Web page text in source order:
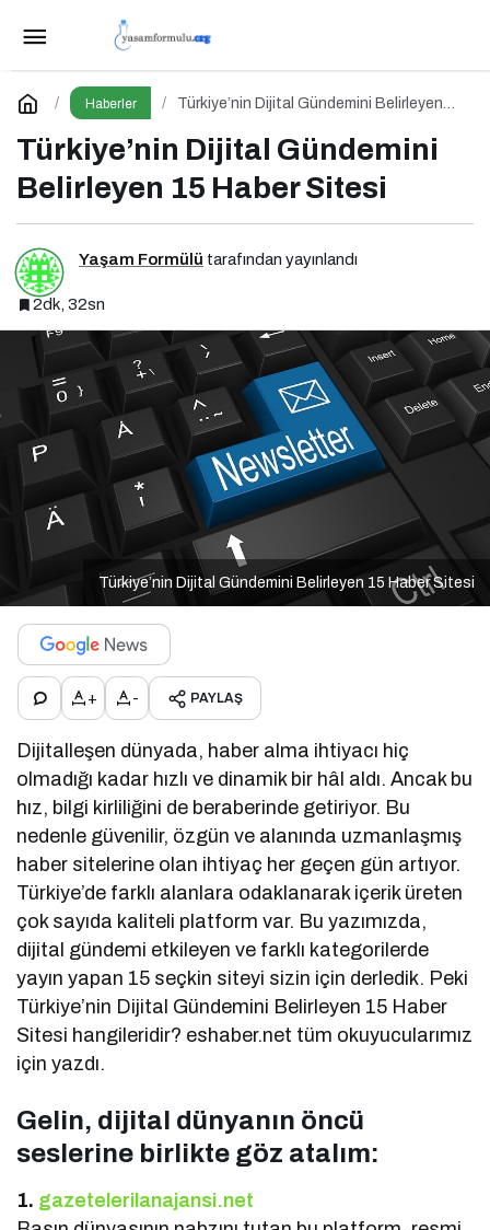
Haberler
Türkiye’nin Dijital Gündemini Belirleyen
Türkiye’nin Dijital Gündemini
Belirleyen 15 Haber Sitesi
Yaşam Formülü tarafından yayınlandı
2dk, 32sn
Türkiye’nin Dijital Gündemini Belirleyen 15 Haber Sitesi
+ - PAYLAŞ
Dijitalleşen dünyada, haber alma ihtiyacı hiç
olmadığı kadar hızlı ve dinamik bir hâl aldı. Ancak bu
hız, bilgi kirliliğini de beraberinde getiriyor. Bu
nedenle güvenilir, özgün ve alanında uzmanlaşmış
haber sitelerine olan ihtiyaç her geçen gün artıyor.
Türkiye’de farklı alanlara odaklanarak içerik üreten
çok sayıda kaliteli platform var. Bu yazımızda,
dijital gündemi etkileyen ve farklı kategorilerde
yayın yapan 15 seçkin siteyi sizin için derledik. Peki
Türkiye’nin Dijital Gündemini Belirleyen 15 Haber
Sitesi hangileridir? eshaber.net tüm okuyucularımız
için yazdı.
Gelin, dijital dünyanın öncü
seslerine birlikte göz atalım:
1. gazetelerilanajansi.net
Haber Değeri Nedir?